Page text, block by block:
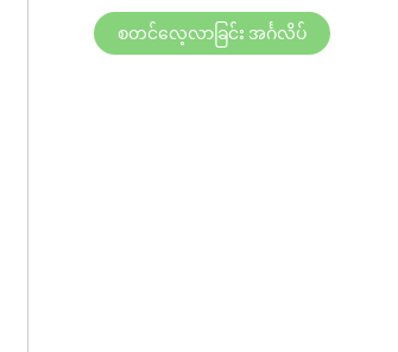
စတင်လေ့လာခြင်း အင်္ဂလိပ်